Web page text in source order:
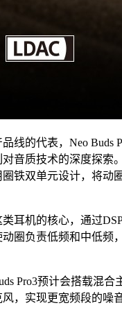
线的代表，Neo Buds
音质技术的深度探索
铁双单元设计，将动
耳机的核心，通过
圈负责低频和中低频
Pro3预计会搭载混合
，实现更宽频段的噪